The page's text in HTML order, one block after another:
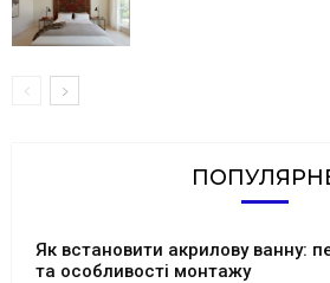
Як встановити акрилову ванну:
та особливості монтажу